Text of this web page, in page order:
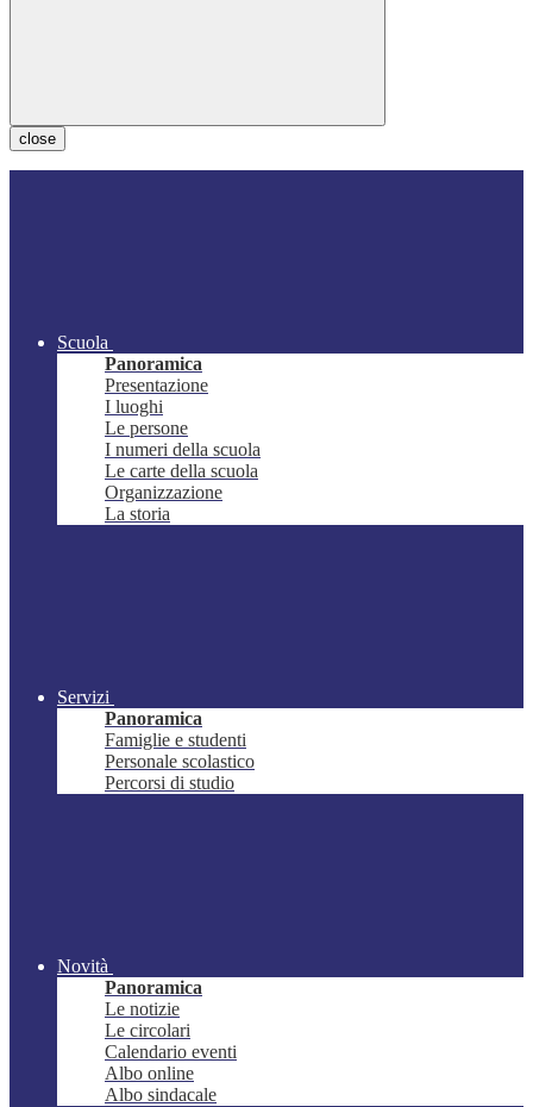
close
Scuola
Panoramica
Presentazione
I luoghi
Le persone
I numeri della scuola
Le carte della scuola
Organizzazione
La storia
Servizi
Panoramica
Famiglie e studenti
Personale scolastico
Percorsi di studio
Novità
Panoramica
Le notizie
Le circolari
Calendario eventi
Albo online
Albo sindacale